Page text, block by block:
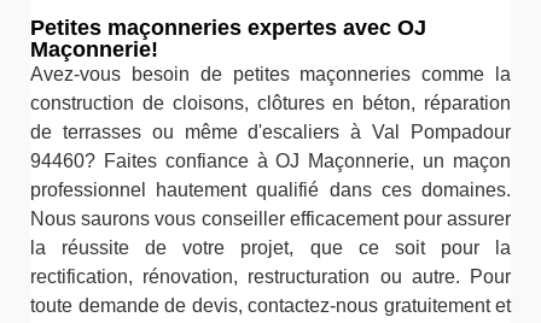
Petites maçonneries expertes avec OJ
Maçonnerie!
Avez-vous besoin de petites maçonneries comme la
construction de cloisons, clôtures en béton, réparation
de terrasses ou même d'escaliers à Val Pompadour
94460? Faites confiance à OJ Maçonnerie, un maçon
professionnel hautement qualifié dans ces domaines.
Nous saurons vous conseiller efficacement pour assurer
la réussite de votre projet, que ce soit pour la
rectification, rénovation, restructuration ou autre. Pour
toute demande de devis, contactez-nous gratuitement et